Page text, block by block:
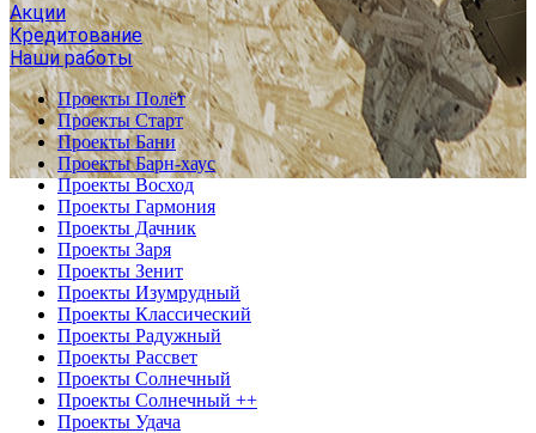
Акции
Кредитование
Наши работы
Проекты Полёт
Проекты Старт
Проекты Бани
Проекты Барн-хаус
Проекты Восход
Проекты Гармония
Проекты Дачник
Проекты Заря
Проекты Зенит
Проекты Изумрудный
Проекты Классический
Проекты Радужный
Проекты Рассвет
Проекты Солнечный
Проекты Солнечный ++
Проекты Удача